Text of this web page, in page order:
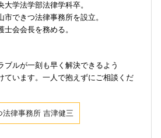
学法学部法律学科卒。
できつ法律事務所を設立。
会会長を務める。
ブルが一刻も早く解決できるよう
ています。一人で抱えずにご相談くだ
法律事務所 吉津健三